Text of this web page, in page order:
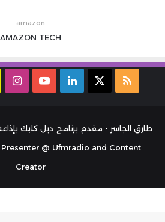
amazon
AMAZON TECH
ملخص
RSS
لينكدإن
طارق الجاسر - مقدم برنامج دبل كليك
@ Ufmradio and Content
Creator